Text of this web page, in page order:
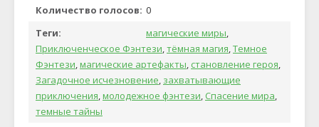
Количество голосов: 0
Теги:
магические миры,
Приключенческое Фэнтези,тёмная магия,Темное
Фэнтези,магические артефакты, становление героя,
Загадочное исчезновение, захватывающие
приключения,молодежное фэнтези, Спасение мира,
темные тайны